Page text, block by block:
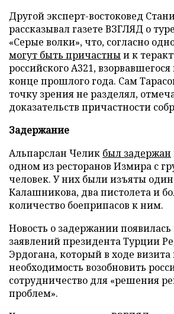
Другой эксперт-востоковед
рассказывал газете ВЗГЛЯД о
«Серые волки», что, согласно
могут быть причастныи к
российского А321,
конце прошлого года. Сам
точку зрения не разделял,
доказательств причастности
Задержание
Альпарслан Челик был задержан
одном из ресторанов Измира с
человек. У них были изъяты
Калашникова, два пистолета и
количество боеприпасов к ним.
Новость о задержании
заявлений президента Турции
Эрдогана, который в ходе
необходимость возобновить
сотрудничество для «решения
проблем».